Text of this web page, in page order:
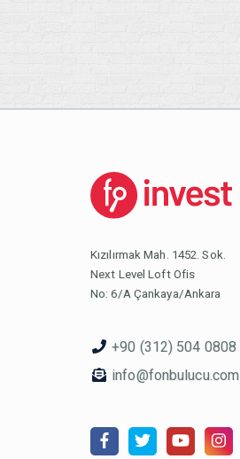
Kızılırmak Mah. 1452. Sok.
Next Level Loft Ofis
No: 6/A Çankaya/Ankara
+90 (312) 504 0808
info@fonbulucu.com